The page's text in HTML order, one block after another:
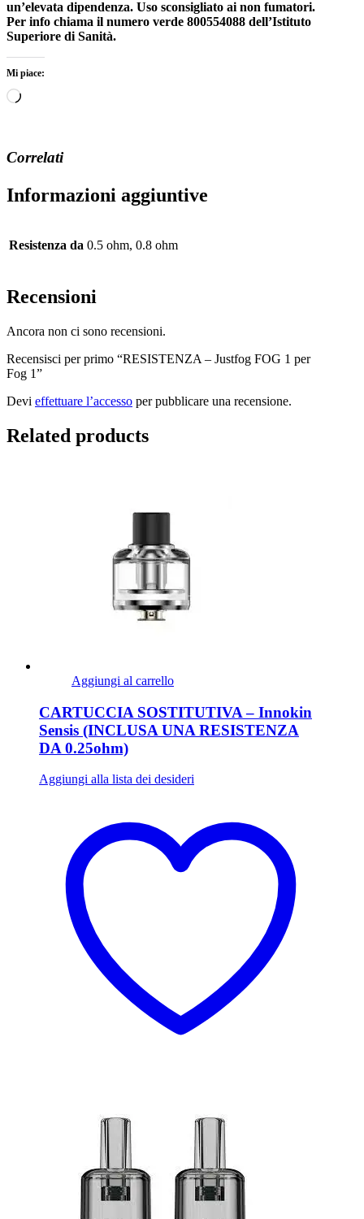
un’elevata dipendenza. Uso sconsigliato ai non fumatori.
Per info chiama il numero verde 800554088 dell’Istituto
Superiore di Sanità.
Mi piace:
Caricamento
Correlati
Informazioni aggiuntive
Resistenza da 0.5 ohm, 0.8 ohm
Recensioni
Ancora non ci sono recensioni.
Recensisci per primo “RESISTENZA – Justfog FOG 1 per
Fog 1”
Devi effettuare l’accesso per pubblicare una recensione.
Related products
Aggiungi al carrello
CARTUCCIA SOSTITUTIVA – Innokin
Sensis (INCLUSA UNA RESISTENZA
DA 0.25ohm)
Aggiungi alla lista dei desideri